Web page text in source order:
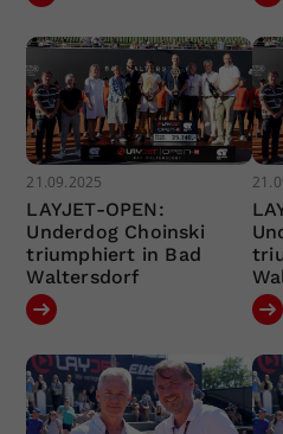
21.09.2025
LAYJET-OPEN:
Underdog Choinski
triumphiert in Bad
Waltersdorf